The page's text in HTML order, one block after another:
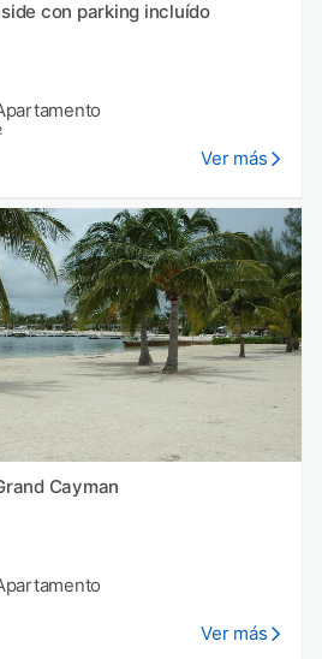
con parking incluído
Ver más
Cayman
Ver más